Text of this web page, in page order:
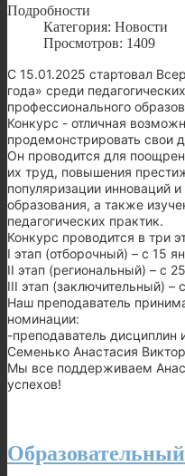
Подробности
Категория: Новости
Просмотров: 1409
С 15.01.2025 стартовал
года» среди
профессионального
Конкурс - отличная
продемонстрировать свои
Он проводится для
их труд, повышения
популяризации инноваций
образования, а также
педагогических практик.
Конкурс проводится в три
I этап (отборочный) – с 15
II этап (региональный) – с
III этап (заключительный) –
Наш преподаватель
номинации:
-преподаватель
Семенько Анастасия
Мы все поддерживаем
успехов!